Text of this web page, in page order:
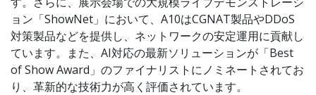
ョン「ShowNet」において、A10はCGNAT製品やDDoS
対策製品などを提供し、ネットワークの安定運用に貢献し
ています。また、AI対応の最新ソリューションが「Best
of Show Award」のファイナリストにノミネートされてお
り、革新的な技術力が高く評価されています。